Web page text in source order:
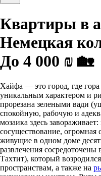
Квартиры в
Немецкая
До 4 000 ₪ 🏡
Хайфа — это город, где гора
уникальным характером и
прорезана зелеными вади
спокойную, рабочую и
мозаика здесь
сосуществование, огромная
живущие в одном доме
развлечения
Тахтит), который
пространствам, а также на